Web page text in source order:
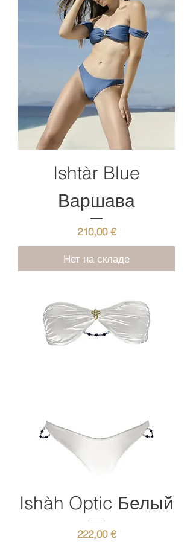
Ishtàr Blue
Варшава
Цена
210,00 €
Нет на складе
Ishàh Optic Белый
Цена
222,00 €